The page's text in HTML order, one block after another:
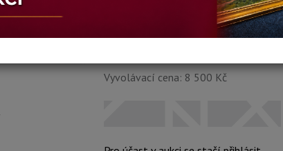
Vyvolávací cena: 8 500 Kč